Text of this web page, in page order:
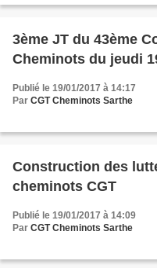
3ème JT du 43ème
Cheminots du jeudi
Publié le 19/01/2017 à 14:17
Par CGT Cheminots Sarthe
Construction des
cheminots CGT
Publié le 19/01/2017 à 14:09
Par CGT Cheminots Sarthe